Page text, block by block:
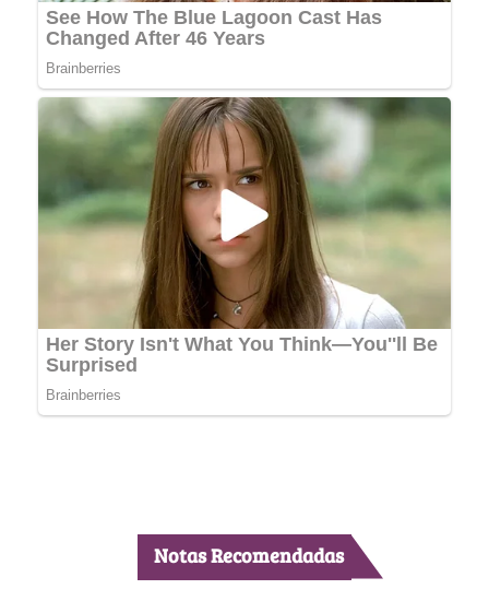
Notas Recomendadas